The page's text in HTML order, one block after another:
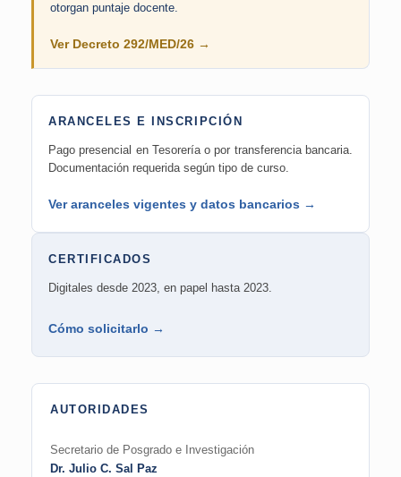
otorgan puntaje docente.
Ver Decreto 292/MED/26 →
ARANCELES E INSCRIPCIÓN
Pago presencial en Tesorería o por transferencia bancaria.
Documentación requerida según tipo de curso.
Ver aranceles vigentes y datos bancarios →
CERTIFICADOS
Digitales desde 2023, en papel hasta 2023.
Cómo solicitarlo →
AUTORIDADES
Secretario de Posgrado e Investigación
Dr. Julio C. Sal Paz